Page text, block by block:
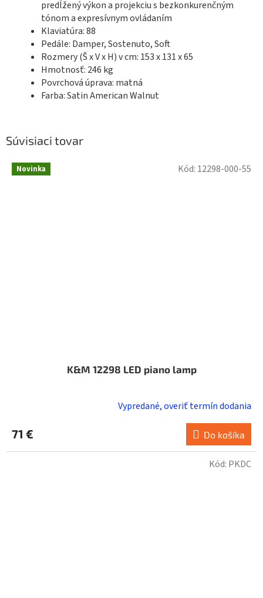
predĺžený výkon a projekciu s bezkonkurenčným
tónom a expresívnym ovládaním
Klaviatúra: 88
Pedále: Damper, Sostenuto, Soft
Rozmery (Š x V x H) v cm: 153 x 131 x 65
Hmotnosť: 246 kg
Povrchová úprava: matná
Farba: Satin American Walnut
Súvisiaci tovar
Novinka
K&M 12298 LED piano lamp
Vypredané, overiť termín dodania
71 € Do košíka
Kód: 12298-000-55
Kód: PKDC